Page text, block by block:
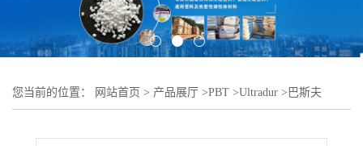
您当前的位置： 网站首页 > 产品展厅 >PBT >Ultradur > 巴斯夫